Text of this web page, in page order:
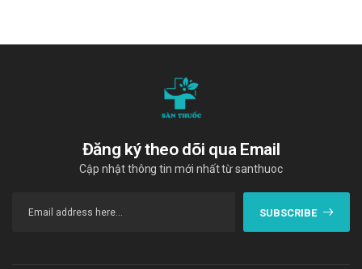
Đăng ký theo dõi qua Email
Cập nhật thông tin mới nhất từ santhuoc
SUBSCRIBE